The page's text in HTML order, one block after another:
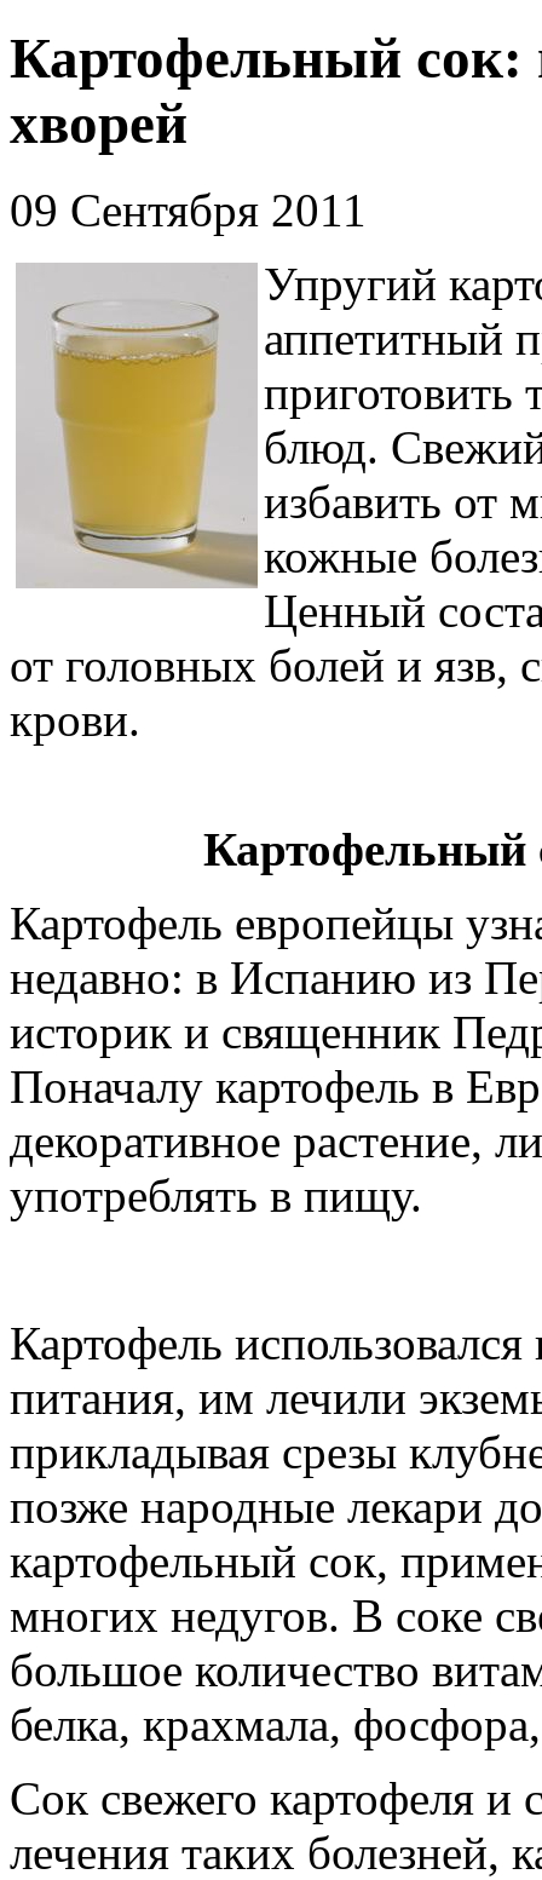
Картофельный сок:
хворей
09 Сентября 2011
Упругий
аппетитный
приготовить
блюд.
избавить от
кожные
Ценный
от головных болей и язв,
крови.
Картофельный
Картофель европейцы
недавно: в Испанию из
историк и священник
Поначалу картофель в
декоративное растение,
употреблять в пищу.
Картофель
питания, им лечили
прикладывая срезы
позже народные лекари
картофельный сок,
многих недугов. В соке
большое количество
белка, крахмала,
Сок свежего картофеля и
лечения таких болезней,